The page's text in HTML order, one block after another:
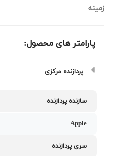
زمینه
پارامتر های محصول:
پردازنده مرکزی
سازنده پردازنده
Apple
سری پردازنده